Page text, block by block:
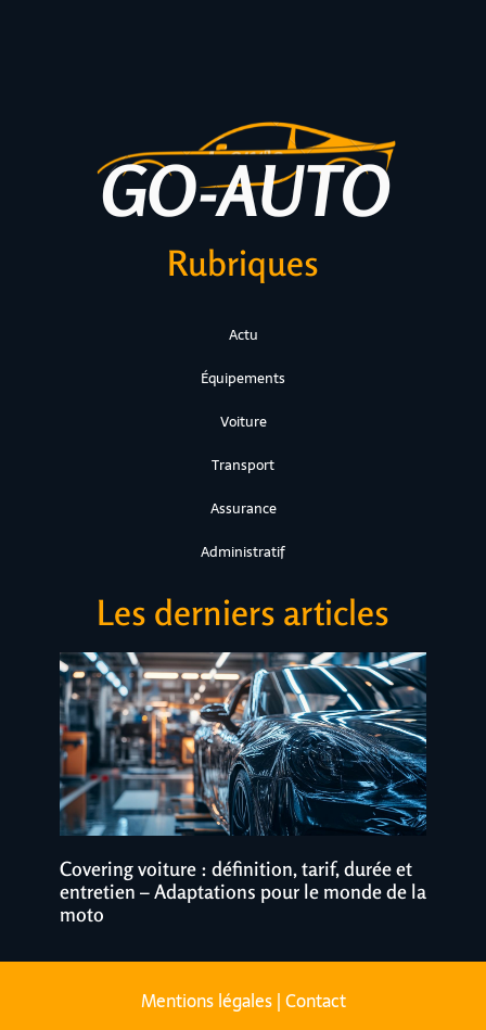
Rubriques
Actu
Équipements
Voiture
Transport
Assurance
Administratif
Les derniers articles
Covering voiture : définition, tarif, durée et
entretien – Adaptations pour le monde de la
moto
Mentions légales |Contact